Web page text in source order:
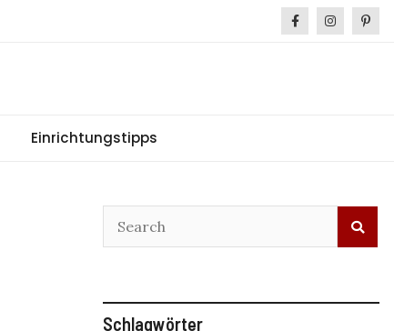
Einrichtungstipps
Schlagwörter